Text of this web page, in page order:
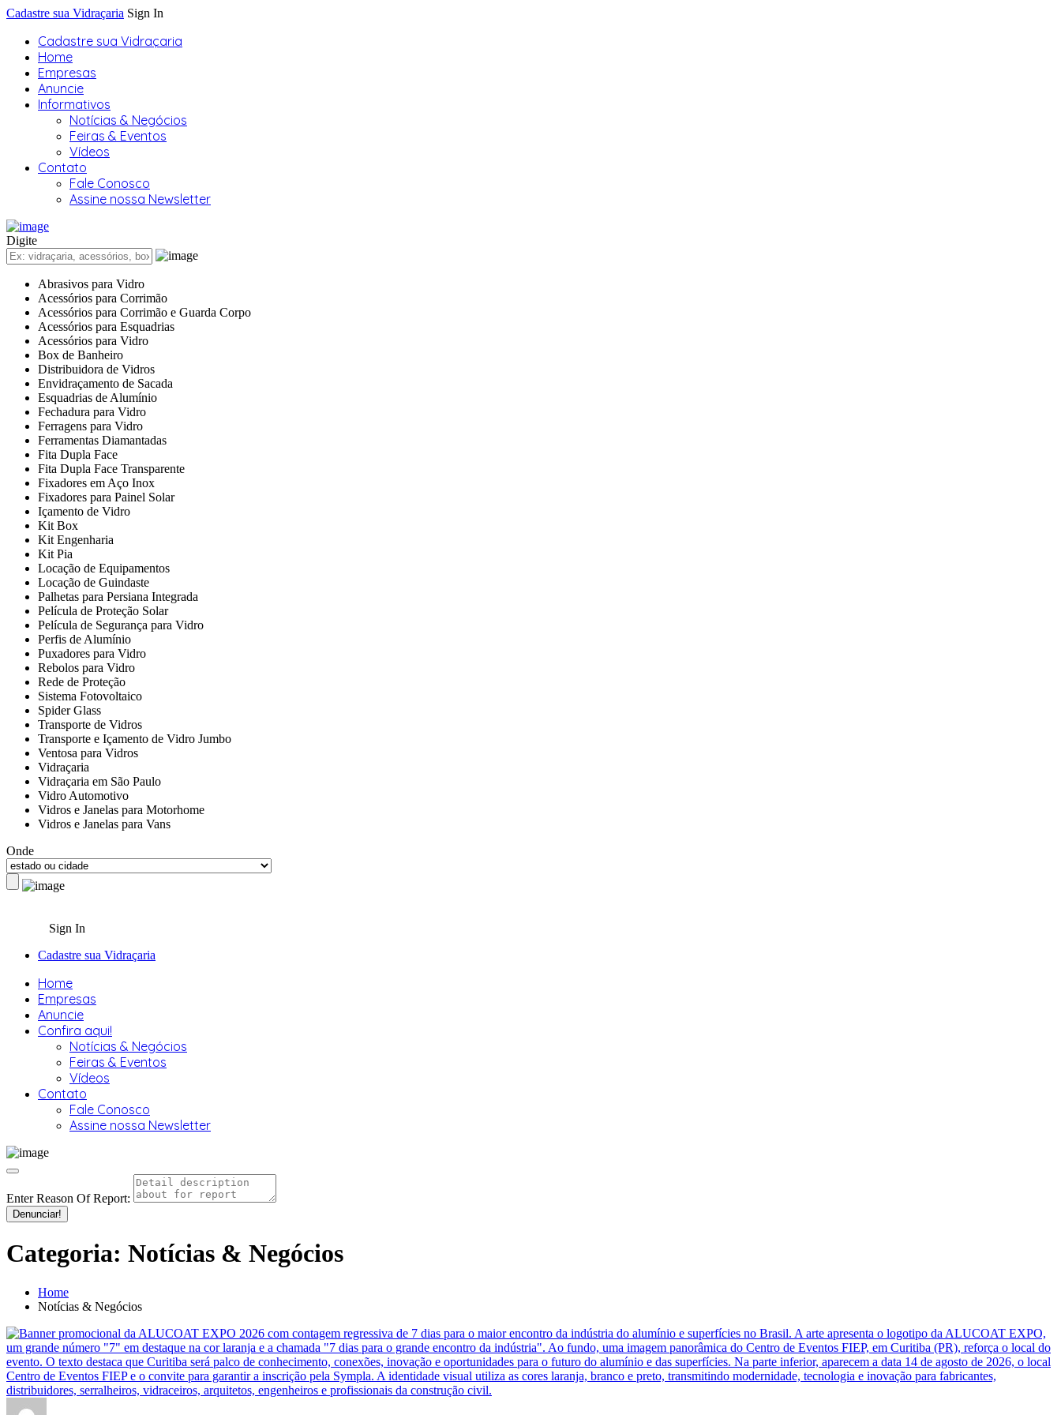
Cadastre sua Vidraçaria Sign In
Cadastre sua Vidraçaria
Home
Empresas
Anuncie
Informativos
Notícias & Negócios
Feiras & Eventos
Vídeos
Contato
Fale Conosco
Assine nossa Newsletter
Digite
Abrasivos para Vidro
Acessórios para Corrimão
Acessórios para Corrimão e Guarda Corpo
Acessórios para Esquadrias
Acessórios para Vidro
Box de Banheiro
Distribuidora de Vidros
Envidraçamento de Sacada
Esquadrias de Alumínio
Fechadura para Vidro
Ferragens para Vidro
Ferramentas Diamantadas
Fita Dupla Face
Fita Dupla Face Transparente
Fixadores em Aço Inox
Fixadores para Painel Solar
Içamento de Vidro
Kit Box
Kit Engenharia
Kit Pia
Locação de Equipamentos
Locação de Guindaste
Palhetas para Persiana Integrada
Película de Proteção Solar
Película de Segurança para Vidro
Perfis de Alumínio
Puxadores para Vidro
Rebolos para Vidro
Rede de Proteção
Sistema Fotovoltaico
Spider Glass
Transporte de Vidros
Transporte e Içamento de Vidro Jumbo
Ventosa para Vidros
Vidraçaria
Vidraçaria em São Paulo
Vidro Automotivo
Vidros e Janelas para Motorhome
Vidros e Janelas para Vans
Onde
Sign In
Cadastre sua Vidraçaria
Home
Empresas
Anuncie
Confira aqui!
Notícias & Negócios
Feiras & Eventos
Vídeos
Contato
Fale Conosco
Assine nossa Newsletter
Enter Reason Of Report:
Denunciar!
Categoria: Notícias & Negócios
Home
Notícias & Negócios